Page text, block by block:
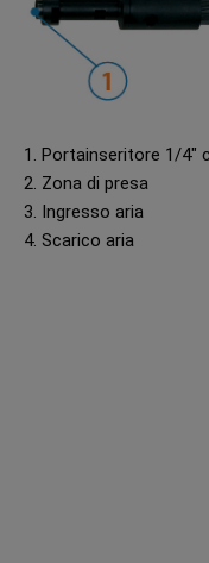
1. Portainseritore 1/4"
2. Zona di presa
3. Ingresso aria
4. Scarico aria